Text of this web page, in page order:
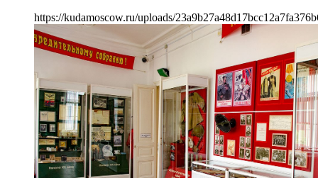
https://kudamoscow.ru/uploads/